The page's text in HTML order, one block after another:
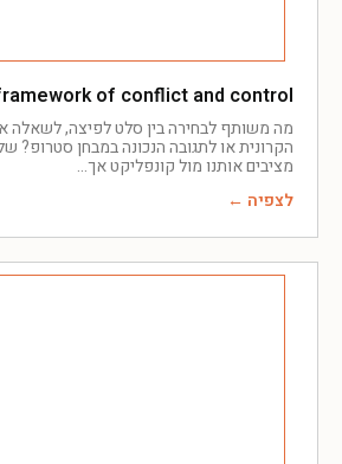
of conflict and control
מה משותף לבחירה בין סלט לפיצה, לשאלה
הקרונית או לתגובה הנכונה במבחן סטרופ?
מציבים אותנו מול קונפליקט אך
לצפיה ←